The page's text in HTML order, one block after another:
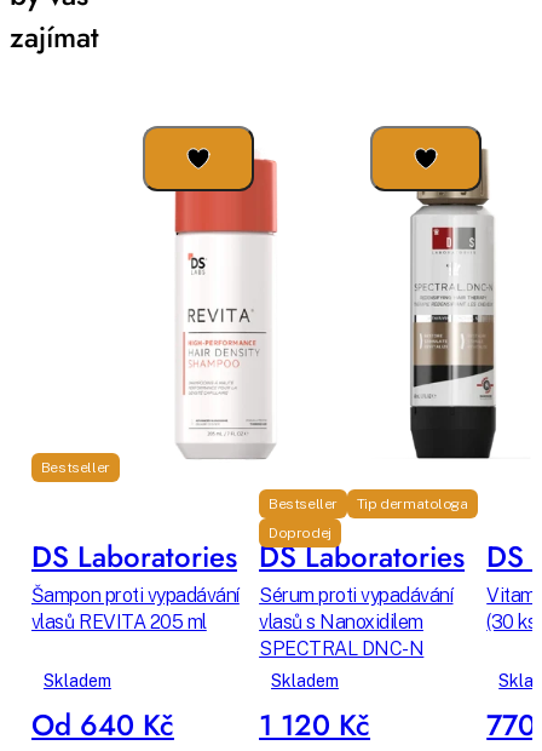
zajímat
Bestseller
DS Laboratories
Šampon proti vypadávání
vlasů REVITA 205 ml
Skladem
Od 640 Kč
Bestseller
Tip dermatologa
Doprodej
DS Laboratories
Sérum proti vypadávání
vlasů s Nanoxidilem
SPECTRAL DNC-N
Skladem
1 120 Kč
DS
(30 ks)